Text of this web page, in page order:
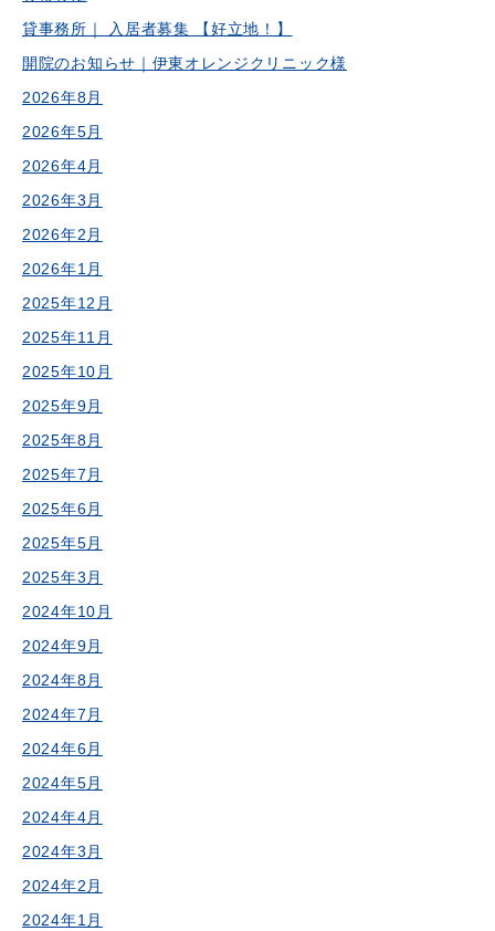
貸事務所｜ 入居者募集 【好立地！】
開院のお知らせ｜伊東オレンジクリニック様
2026年8月
2026年5月
2026年4月
2026年3月
2026年2月
2026年1月
2025年12月
2025年11月
2025年10月
2025年9月
2025年8月
2025年7月
2025年6月
2025年5月
2025年3月
2024年10月
2024年9月
2024年8月
2024年7月
2024年6月
2024年5月
2024年4月
2024年3月
2024年2月
2024年1月